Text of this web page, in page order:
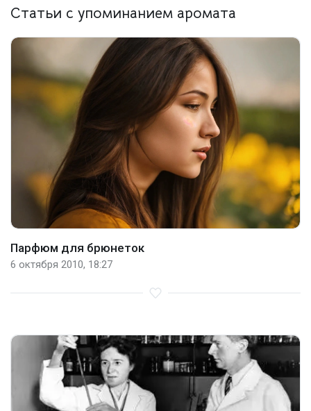
Статьи с упоминанием аромата
Парфюм для брюнеток
6 октября 2010, 18:27